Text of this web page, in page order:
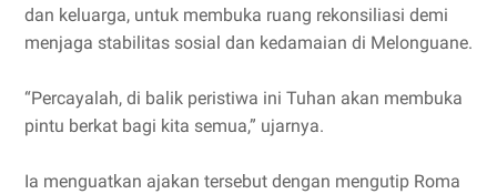
dan keluarga, untuk membuka ruang rekonsiliasi demi
menjaga stabilitas sosial dan kedamaian di Melonguane.
“Percayalah, di balik peristiwa ini Tuhan akan membuka
pintu berkat bagi kita semua,” ujarnya.
Ia menguatkan ajakan tersebut dengan mengutip Roma